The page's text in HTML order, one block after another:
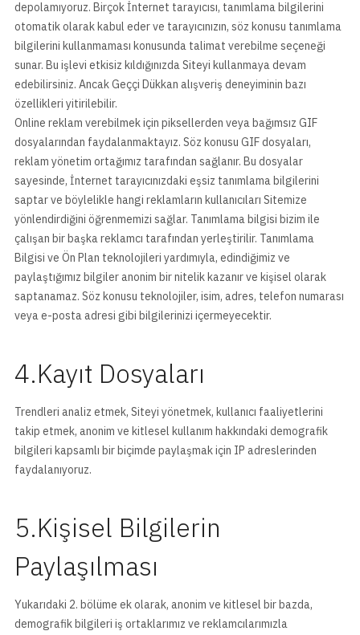
depolamıyoruz. Birçok İnternet tarayıcısı, tanımlama bilgilerini
otomatik olarak kabul eder ve tarayıcınızın, söz konusu tanımlama
bilgilerini kullanmaması konusunda talimat verebilme seçeneği
sunar. Bu işlevi etkisiz kıldığınızda Siteyi kullanmaya devam
edebilirsiniz. Ancak Geççi Dükkan alışveriş deneyiminin bazı
özellikleri yitirilebilir.
Online reklam verebilmek için piksellerden veya bağımsız GIF
dosyalarından faydalanmaktayız. Söz konusu GIF dosyaları,
reklam yönetim ortağımız tarafından sağlanır. Bu dosyalar
sayesinde, İnternet tarayıcınızdaki eşsiz tanımlama bilgilerini
saptar ve böylelikle hangi reklamların kullanıcıları Sitemize
yönlendirdiğini öğrenmemizi sağlar. Tanımlama bilgisi bizim ile
çalışan bir başka reklamcı tarafından yerleştirilir. Tanımlama
Bilgisi ve Ön Plan teknolojileri yardımıyla, edindiğimiz ve
paylaştığımız bilgiler anonim bir nitelik kazanır ve kişisel olarak
saptanamaz. Söz konusu teknolojiler, isim, adres, telefon numarası
veya e-posta adresi gibi bilgilerinizi içermeyecektir.
4.Kayıt Dosyaları
Trendleri analiz etmek, Siteyi yönetmek, kullanıcı faaliyetlerini
takip etmek, anonim ve kitlesel kullanım hakkındaki demografik
bilgileri kapsamlı bir biçimde paylaşmak için IP adreslerinden
faydalanıyoruz.
5.Kişisel Bilgilerin
Paylaşılması
Yukarıdaki 2. bölüme ek olarak, anonim ve kitlesel bir bazda,
demografik bilgileri iş ortaklarımız ve reklamcılarımızla